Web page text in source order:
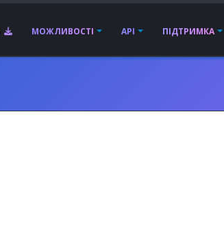
МОЖЛИВОСТІ API ПІДТРИМКА